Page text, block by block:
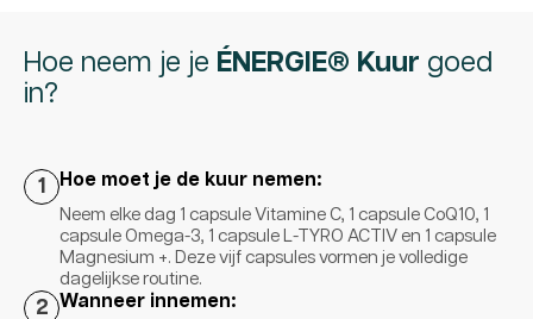
Hoe neem je je ÉNERGIE® Kuur goed
in?
1 Hoe moet je de kuur nemen:
Neem elke dag 1 capsule Vitamine C, 1 capsule CoQ10, 1
capsule Omega-3, 1 capsule L-TYRO ACTIV en 1 capsule
Magnesium +. Deze vijf capsules vormen je volledige
dagelijkse routine.
2 Wanneer innemen: